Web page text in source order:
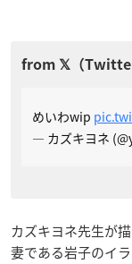
めいわwip
— カズキヨネ
カズキヨネ先生が
妻である岩子のイラ